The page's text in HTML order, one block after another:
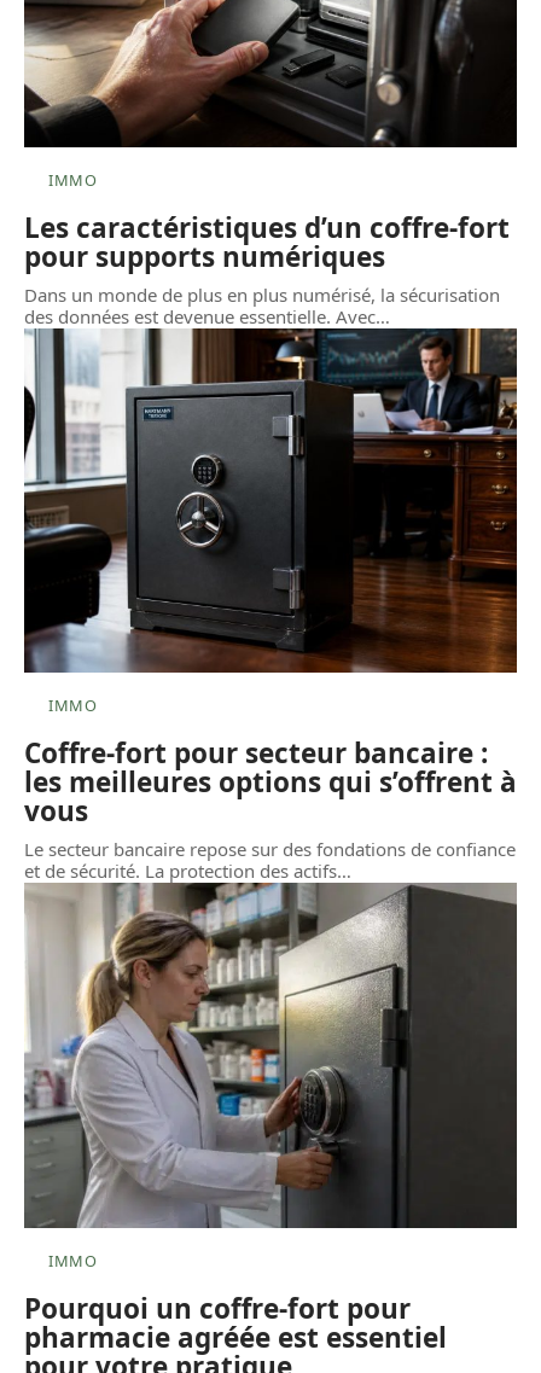
IMMO
Les caractéristiques d’un coffre-fort
pour supports numériques
Dans un monde de plus en plus numérisé, la sécurisation
des données est devenue essentielle. Avec…
IMMO
Coffre-fort pour secteur bancaire :
les meilleures options qui s’offrent à
vous
Le secteur bancaire repose sur des fondations de confiance
et de sécurité. La protection des actifs…
IMMO
Pourquoi un coffre-fort pour
pharmacie agréée est essentiel